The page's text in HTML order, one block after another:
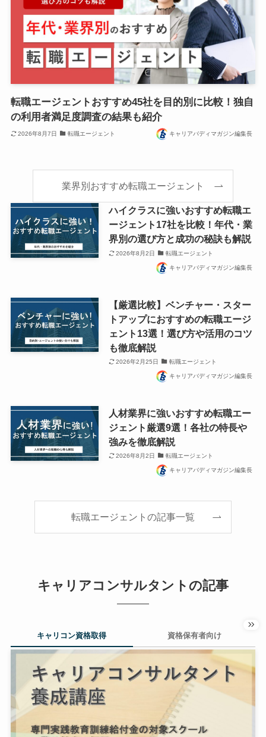
転職エージェントおすすめ45社を目的別に比較！独自
の利用者満足度調査の結果も紹介
2026年8月7日 転職エージェント キャリアバディマガジン編集長
業界別おすすめ転職エージェント
ハイクラスに強いおすすめ転職エ
ージェント17社を比較！年代・業
界別の選び方と成功の秘訣も解説
2026年8月2日 転職エージェント
キャリアバディマガジン編集長
【厳選比較】ベンチャー・スター
トアップにおすすめの転職エージ
ェント13選！選び方や活用のコツ
も徹底解説
2026年2月25日 転職エージェント
キャリアバディマガジン編集長
人材業界に強いおすすめ転職エー
ジェント厳選9選！各社の特長や
強みを徹底解説
2026年8月2日 転職エージェント
キャリアバディマガジン編集長
転職エージェントの記事一覧
キャリアコンサルタントの記事
キャリコン資格取得 資格保有者向け